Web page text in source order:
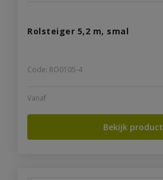
Rolsteiger 5,2 m, smal
Code: RO0105-4
Vanaf
Bekijk product